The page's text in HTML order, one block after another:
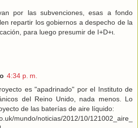
por las subvenciones, esas a fondo
repartir los gobiernos a despecho de la
para luego presumir de I+D+ι.
4:34 p. m.
es "apadrinado" por el Instituto de
del Reino Unido, nada menos. Lo
de las baterías de aire líquido:
mundo/noticias/2012/10/121002_aire_